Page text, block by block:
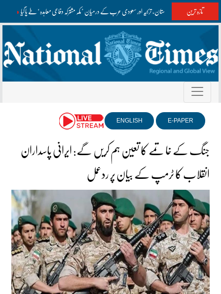
تازہ ترین پاکستان، ترکیہ اور سعودی عرب کے درمیان ’مکہ مشترکہ دفاعی معاہدہ‘ طے پا گیا
E-PAPER
ENGLISH
جنگ کے خاتمے کا تعین ہم کریں گے: ایرانی پاسداران
انقلاب کا ٹرمپ کے بیان پر ردعمل